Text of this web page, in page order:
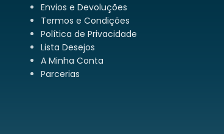
Envios e Devoluções
Termos e Condições
Política de Privacidade
Lista Desejos
A Minha Conta
Parcerias